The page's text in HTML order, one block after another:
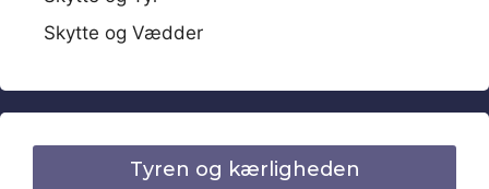
Skytte og Vædder
Tyren og kærligheden